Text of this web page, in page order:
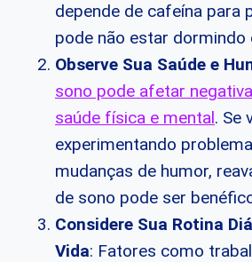
depende de cafeína para
pode não estar dormindo
Observe Sua Saúde e
sono pode afetar
saúde física e mental. Se
experimentando
mudanças de humor,
de sono pode ser
Considere Sua Rotina
Vida: Fatores como